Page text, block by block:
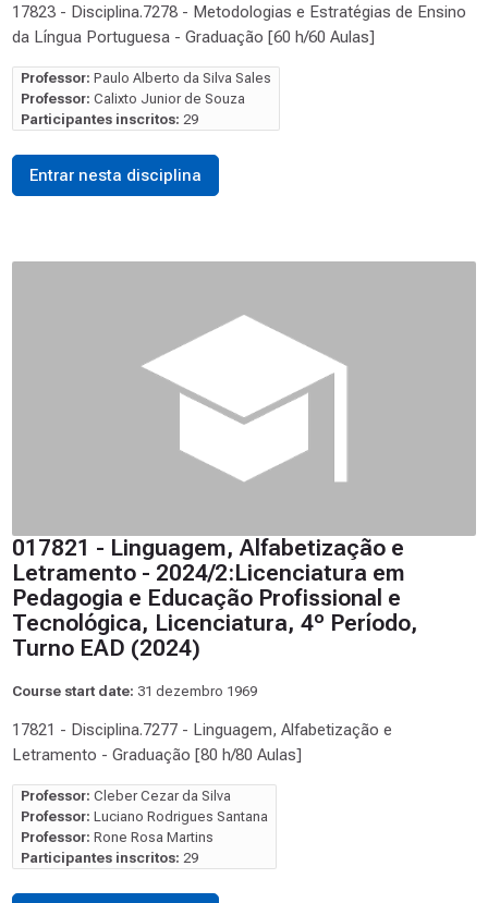
17823 - Disciplina.7278 - Metodologias e Estratégias de Ensino
da Língua Portuguesa - Graduação [60 h/60 Aulas]
Professor: Paulo Alberto da Silva Sales
Professor: Calixto Junior de Souza
Participantes inscritos: 29
Entrar nesta disciplina
017821 - Linguagem, Alfabetização e
Letramento - 2024/2:Licenciatura em
Pedagogia e Educação Profissional e
Tecnológica, Licenciatura, 4º Período,
Turno EAD (2024)
Course start date: 31 dezembro 1969
17821 - Disciplina.7277 - Linguagem, Alfabetização e
Letramento - Graduação [80 h/80 Aulas]
Professor: Cleber Cezar da Silva
Professor: Luciano Rodrigues Santana
Professor: Rone Rosa Martins
Participantes inscritos: 29